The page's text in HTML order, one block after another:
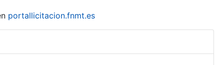
portallicitacion.fnmt.es